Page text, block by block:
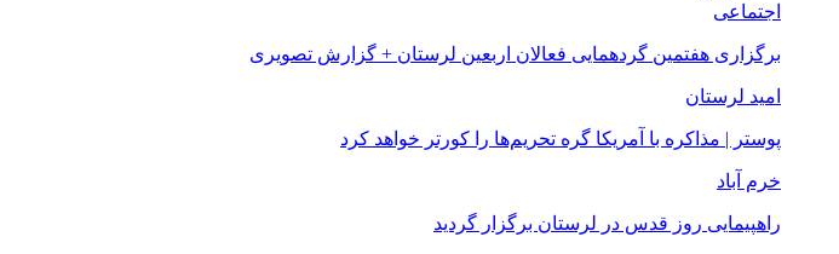
اجتماعی
برگزاری هفتمین گردهمایی فعالان اربعین لرستان + گزارش تصویری
امید لرستان
پوستر | مذاکره با آمریکا گره تحریم‌ها را کورتر خواهد کرد
خرم آباد
راهپیمایی روز قدس در لرستان برگزار گردید